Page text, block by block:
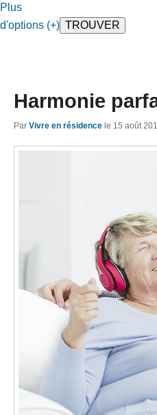
Plus
d'options (+)
Harmonie
Par Vivre en résidence le 15 août